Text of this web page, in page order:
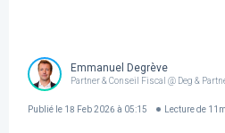
Emmanuel Degrève
Partner & Conseil Fiscal @ Deg &
Publié le 18 Feb 2026 à 05:15 Lecture de 11